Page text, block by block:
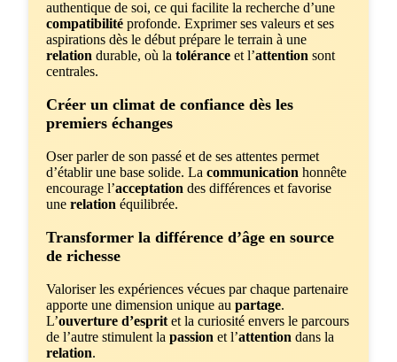
authentique de soi, ce qui facilite la recherche d’une
compatibilité profonde. Exprimer ses valeurs et ses
aspirations dès le début prépare le terrain à une
relation durable, où la tolérance et l’attention sont
centrales.
Créer un climat de confiance dès les
premiers échanges
Oser parler de son passé et de ses attentes permet
d’établir une base solide. La communication honnête
encourage l’acceptation des différences et favorise
une relation équilibrée.
Transformer la différence d’âge en source
de richesse
Valoriser les expériences vécues par chaque partenaire
apporte une dimension unique au partage.
L’ouverture d’esprit et la curiosité envers le parcours
de l’autre stimulent la passion et l’attention dans la
relation.